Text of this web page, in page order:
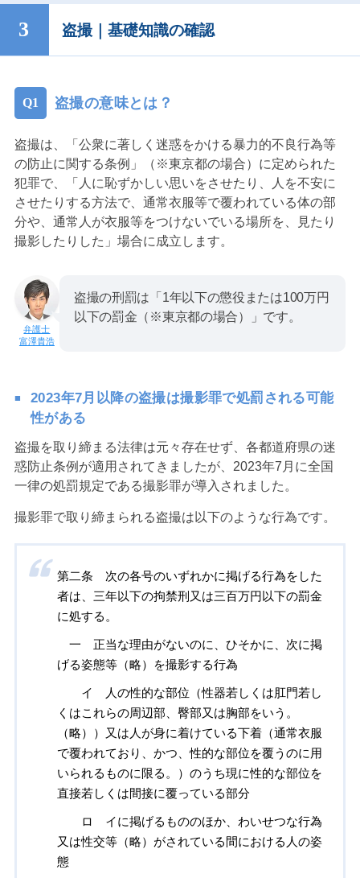
盗撮｜基礎知識の確認
盗撮の意味とは？
盗撮は、「公衆に著しく迷惑をかける暴力的不良行為等
の防止に関する条例」（※東京都の場合）に定められた
犯罪で、「人に恥ずかしい思いをさせたり、人を不安に
させたりする方法で、通常衣服等で覆われている体の部
分や、通常人が衣服等をつけないでいる場所を、見たり
撮影したりした」場合に成立します。
富澤貴浩
盗撮の刑罰は「1年以下の懲役または100万円
以下の罰金（※東京都の場合）」です。
2023年7月以降の盗撮は撮影罪で処罰される可能
性がある
盗撮を取り締まる法律は元々存在せず、各都道府県の迷
惑防止条例が適用されてきましたが、2023年7月に全国
一律の処罰規定である撮影罪が導入されました。
撮影罪で取り締まられる盗撮は以下のような行為です。
第二条 次の各号のいずれかに掲げる行為をした
者は、三年以下の拘禁刑又は三百万円以下の罰金
に処する。
一 正当な理由がないのに、ひそかに、次に掲
げる姿態等（略）を撮影する行為
イ 人の性的な部位（性器若しくは肛門若し
くはこれらの周辺部、臀部又は胸部をいう。
（略））又は人が身に着けている下着（通常衣服
で覆われており、かつ、性的な部位を覆うのに用
いられるものに限る。）のうち現に性的な部位を
直接若しくは間接に覆っている部分
ロ イに掲げるもののほか、わいせつな行為
又は性交等（略）がされている間における人の姿
態